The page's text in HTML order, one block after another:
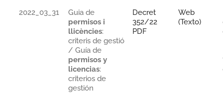
2022_03_31
Guia de
permisos i
llicències:
criteris de gestió
/ Guía de
permisos y
licencias:
criterios de
gestión
Decret
352/22
PDF
Web
(Texto)